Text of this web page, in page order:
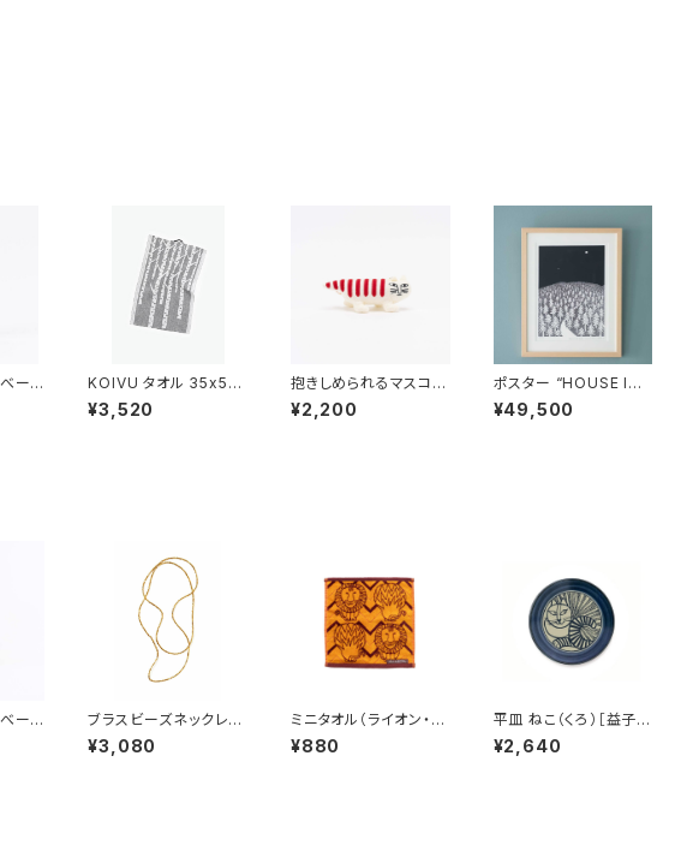
ース
KOIVU タオル 35x50
cm ／ LAPUAN K
ANKURIT（ラプアン カ
¥3,520
抱きしめられるマスコッ
ト（マイキー） / Lis
a Larson リサ・ラー
¥2,200
ポスター “HOUSE IN
THE FOREST 26 A
3” / ミナ ペルホネ
¥49,500
ース
ブラスビーズネックレス
L ／ fog linen wo
rk フォグリネンワーク
¥3,080
ミニタオル（ライオン・ヘ
リンボーン） ／ Lisa
Larson リサ・ラーソン
¥880
平皿 ねこ（くろ）［益子
焼］ / Lisa Larson
リサ・ラーソン
¥2,640